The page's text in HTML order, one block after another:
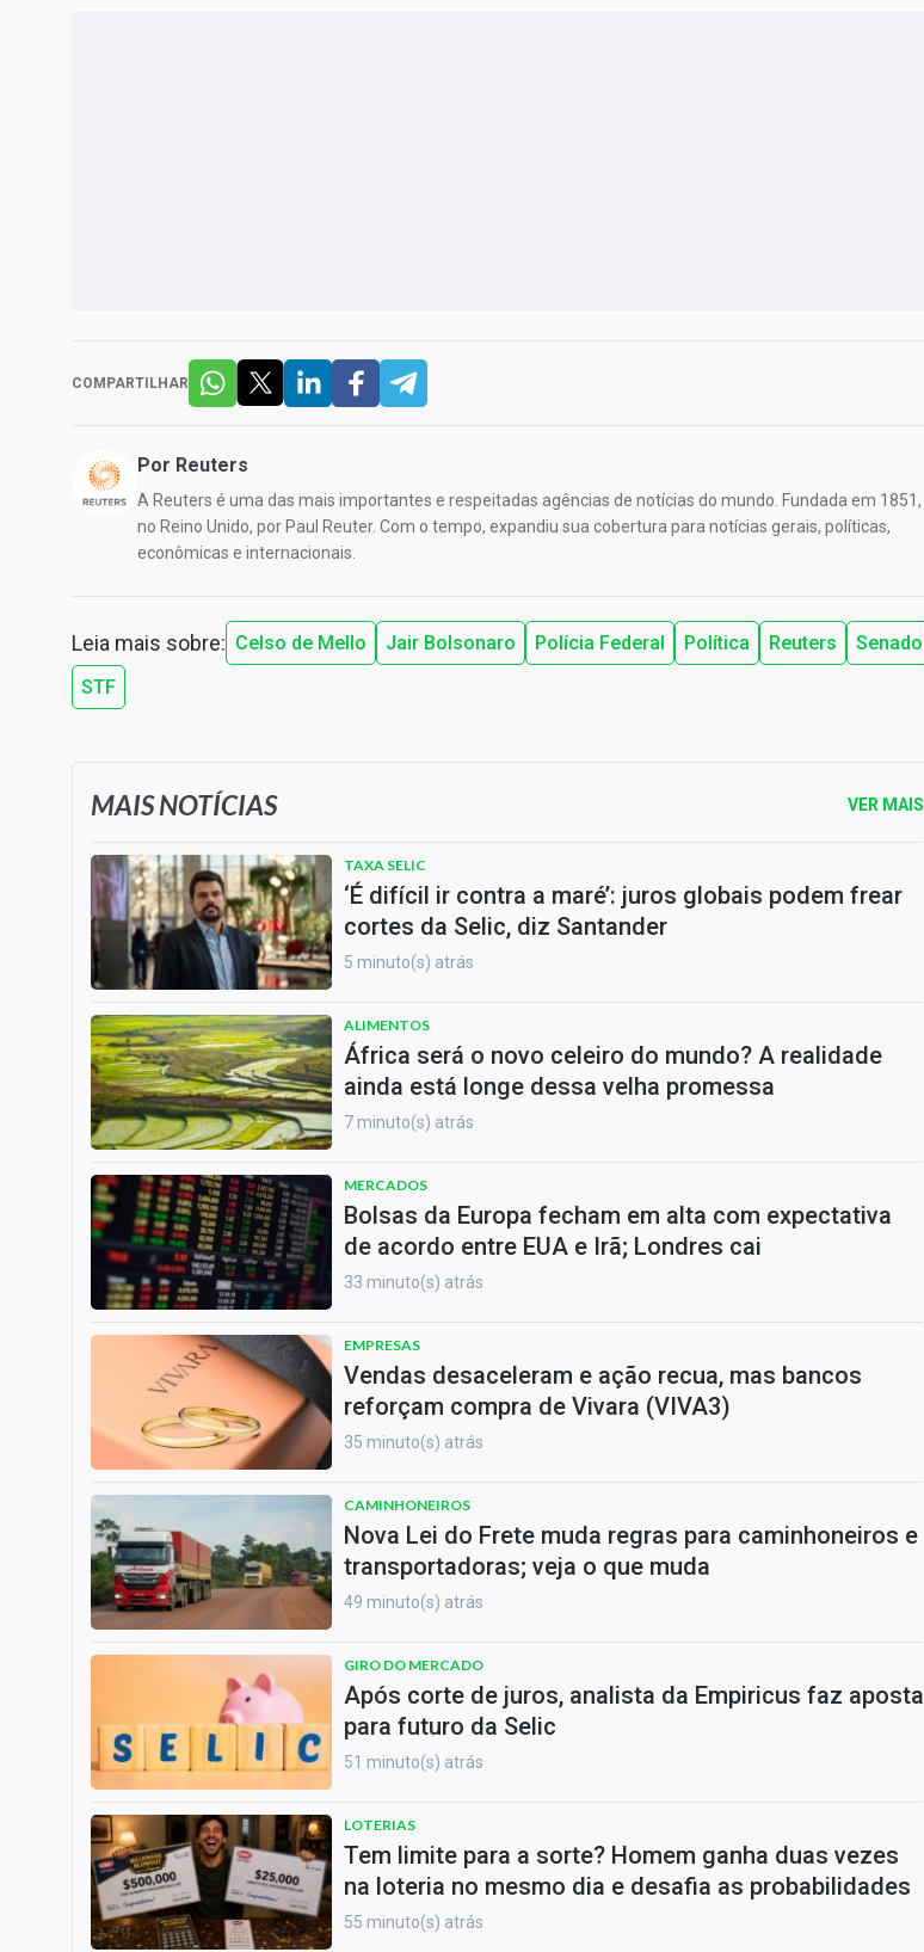
COMPARTILHAR
Por Reuters
A Reuters é uma das mais importantes e respeitadas agências de notícias do mundo. Fundada em 1851,
no Reino Unido, por Paul Reuter. Com o tempo, expandiu sua cobertura para notícias gerais, políticas,
econômicas e internacionais.
Leia mais sobre: Celso de Mello Jair Bolsonaro Polícia Federal Política Reuters
Senado
STF
MAIS NOTÍCIAS VER MAIS
TAXA SELIC
‘É difícil ir contra a maré’: juros globais podem frear
cortes da Selic, diz Santander
5 minuto(s) atrás
ALIMENTOS
África será o novo celeiro do mundo? A realidade
ainda está longe dessa velha promessa
7 minuto(s) atrás
MERCADOS
Bolsas da Europa fecham em alta com expectativa
de acordo entre EUA e Irã; Londres cai
33 minuto(s) atrás
EMPRESAS
Vendas desaceleram e ação recua, mas bancos
reforçam compra de Vivara (VIVA3)
35 minuto(s) atrás
CAMINHONEIROS
Nova Lei do Frete muda regras para caminhoneiros e
transportadoras; veja o que muda
49 minuto(s) atrás
GIRO DO MERCADO
Após corte de juros, analista da Empiricus faz aposta
para futuro da Selic
51 minuto(s) atrás
LOTERIAS
Tem limite para a sorte? Homem ganha duas vezes
na loteria no mesmo dia e desafia as probabilidades
55 minuto(s) atrás